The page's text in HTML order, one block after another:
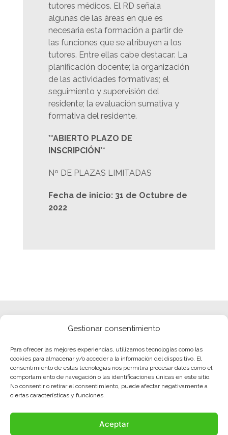
Gestionar consentimiento
Para ofrecer las mejores experiencias, utilizamos tecnologías como las
cookies para almacenar y/o acceder a la información del dispositivo. El
consentimiento de estas tecnologías nos permitirá procesar datos como el
comportamiento de navegación o las identificaciones únicas en este sitio.
No consentir o retirar el consentimiento, puede afectar negativamente a
ciertas características y funciones.
Aceptar
tutores médicos. El RD señala
algunas de las áreas en que es
necesaria esta formación a partir de
las funciones que se atribuyen a los
tutores. Entre ellas cabe destacar: La
planificación docente; la organización
de las actividades formativas; el
seguimiento y supervisión del
residente; la evaluación sumativa y
formativa del residente.
**ABIERTO PLAZO DE
INSCRIPCIÓN**
Nº DE PLAZAS LIMITADAS
Fecha de inicio: 31 de Octubre de
2022